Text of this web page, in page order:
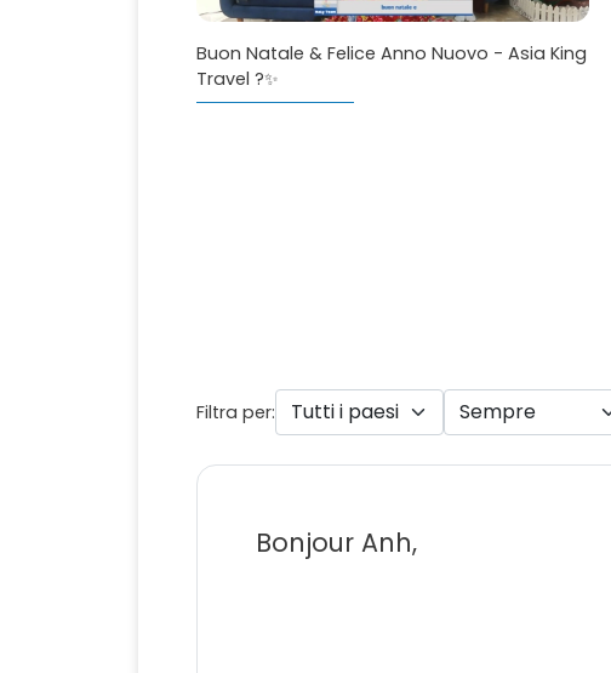
Buon Natale & Felice Anno Nuovo - Asia King
Travel ?✨
Filtra per:
Bonjour Anh,